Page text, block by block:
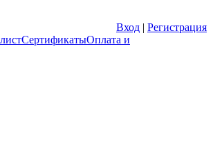
Вход | Регистрация
СертификатыОплата и